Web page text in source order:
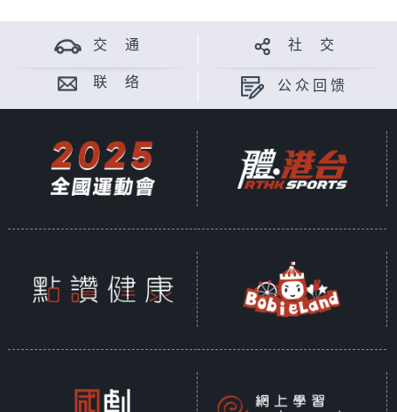
交 通 社 交
联 络 公众回馈